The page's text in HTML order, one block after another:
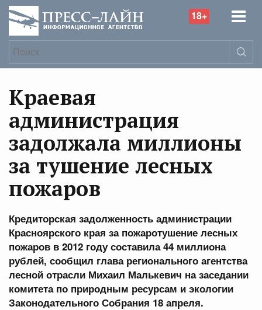
18+
Краевая
администрация
задолжала миллионы
за тушение лесных
пожаров
Кредиторская задолженность администрации
Красноярского края за пожаротушение лесных
пожаров в 2012 году составила 44 миллиона
рублей, сообщил глава регионального агентства
лесной отрасли Михаил Малькевич на заседании
комитета по природным ресурсам и экологии
Законодательного Собрания 18 апреля.